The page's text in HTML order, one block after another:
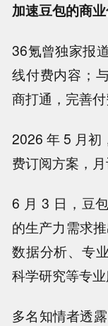
加速豆包的商
36氪曾独家报
线付费内容；
商打通，完善付
2026 年 5 月初
费订阅方案，
6 月 3 日，豆
的生产力需求推
数据分析、专
科学研究等专业
多名知情者透